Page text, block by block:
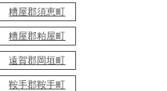
糟屋郡須恵町
糟屋郡粕屋町
遠賀郡岡垣町
鞍手郡鞍手町